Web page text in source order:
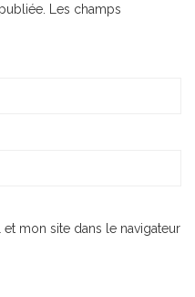
Les champs
mon site dans le navigateur